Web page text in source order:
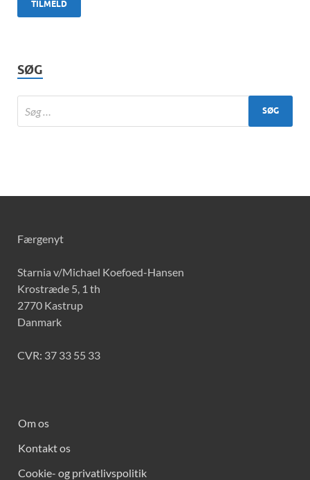
SØG
Færgenyt
Starnia v/Michael Koefoed-Hansen
Krostræde 5, 1 th
2770 Kastrup
Danmark
CVR: 37 33 55 33
Om os
Kontakt os
Cookie- og privatlivspolitik